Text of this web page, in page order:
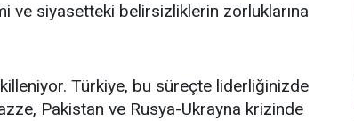
ve siyasetteki belirsizliklerin zorluklarına
Türkiye, bu süreçte liderliğinizde
Pakistan ve Rusya-Ukrayna krizinde